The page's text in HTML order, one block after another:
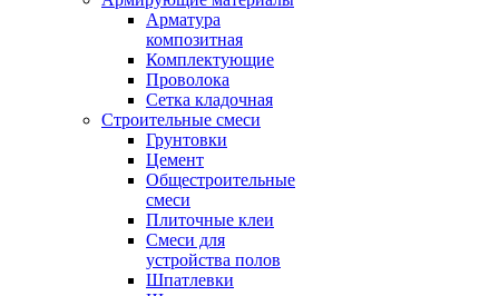
Арматура
композитная
Комплектующие
Проволока
Сетка кладочная
Строительные смеси
Грунтовки
Цемент
Общестроительные
смеси
Плиточные клеи
Смеси для
устройства полов
Шпатлевки